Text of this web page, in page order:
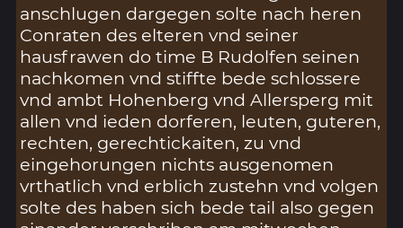
anschlugen dargegen solte nach heren
Conraten des elteren vnd seiner
hausfrawen do time B Rudolfen seinen
nachkomen vnd stiffte bede schlossere
vnd ambt Hohenberg vnd Allersperg mit
allen vnd ieden dorferen, leuten, guteren,
rechten, gerechtickaiten, zu vnd
eingehorungen nichts ausgenomen
vrthatlich vnd erblich zustehn vnd volgen
solte des haben sich bede tail also gegen